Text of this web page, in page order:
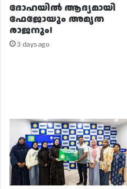
ദോഹയിൽ ആദ്യമായി
ഫേജോയും അമൃത
രാജനും!
3 days ago